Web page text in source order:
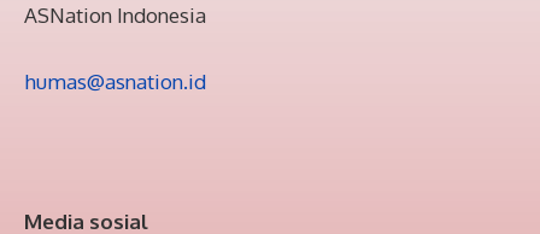
ASNation Indonesia
humas@asnation.id
Media sosial